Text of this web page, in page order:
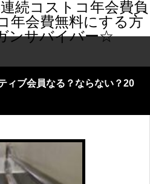
続コストコ年会費負
年会費無料にする方
ンサバイバー☆
ィブ会員なる？ならない？20